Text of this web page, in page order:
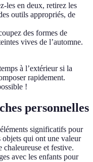
les en deux, retirez les
outils appropriés, de
des formes de
vives de l’automne.
à l’extérieur si la
rapidement.
!
personnelles
significatifs pour
objets qui ont une valeur
chaleureuse et festive.
avec les enfants pour